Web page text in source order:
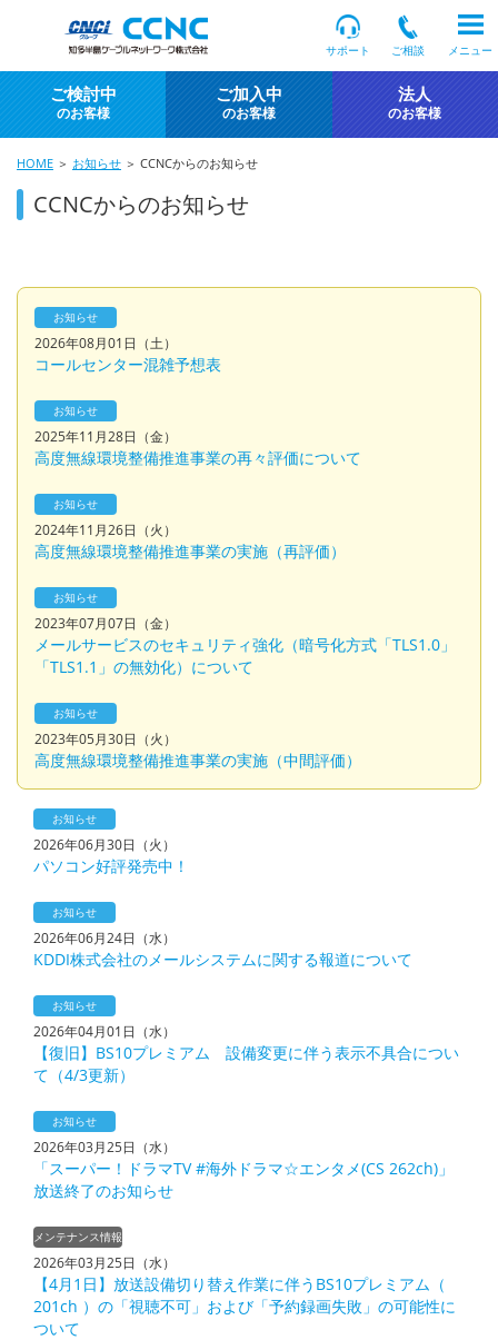
サポート ご相談 メニュー
ご検討中
のお客様
ご加入中
のお客様
法人
のお客様
HOME ＞ お知らせ ＞ CCNCからのお知らせ
CCNCからのお知らせ
お知らせ
2026年08月01日（土）
コールセンター混雑予想表
お知らせ
2025年11月28日（金）
高度無線環境整備推進事業の再々評価について
お知らせ
2024年11月26日（火）
高度無線環境整備推進事業の実施（再評価）
お知らせ
2023年07月07日（金）
メールサービスのセキュリティ強化（暗号化方式「TLS1.0」
「TLS1.1」の無効化）について
お知らせ
2023年05月30日（火）
高度無線環境整備推進事業の実施（中間評価）
お知らせ
2026年06月30日（火）
パソコン好評発売中！
お知らせ
2026年06月24日（水）
KDDI株式会社のメールシステムに関する報道について
お知らせ
2026年04月01日（水）
【復旧】BS10プレミアム 設備変更に伴う表示不具合につい
て（4/3更新）
お知らせ
2026年03月25日（水）
「スーパー！ドラマTV #海外ドラマ☆エンタメ(CS 262ch)」
放送終了のお知らせ
メンテナンス情報
2026年03月25日（水）
【4月1日】放送設備切り替え作業に伴うBS10プレミアム（
201ch ）の「視聴不可」および「予約録画失敗」の可能性に
ついて